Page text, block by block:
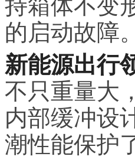
持箱体不变
的启动故障。
新能源出行
不只重量大
内部缓冲设
潮性能保护